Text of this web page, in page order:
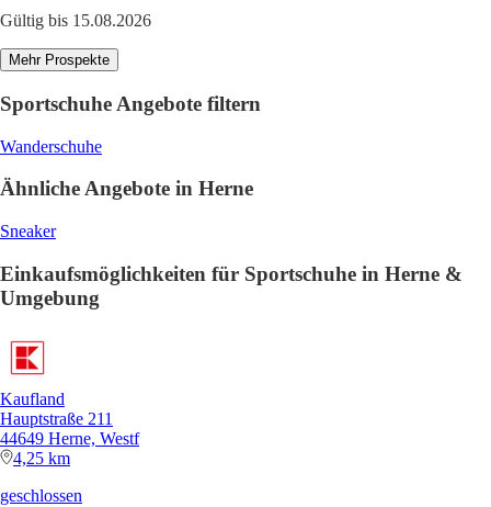
Gültig bis 15.08.2026
Mehr Prospekte
Sportschuhe Angebote filtern
Wanderschuhe
Ähnliche Angebote in Herne
Sneaker
Einkaufsmöglichkeiten für Sportschuhe in Herne &
Umgebung
Kaufland
Hauptstraße 211
44649 Herne, Westf
4,25 km
geschlossen